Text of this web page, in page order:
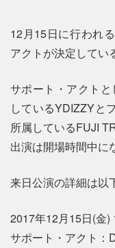
12月15日に行われ
アクトが決定してい
サポート・アクト
しているYDIZZYと
所属しているFUJI
出演は開場時間中に
来日公演の詳細は以
2017年12月15日(金)
サポート・アクト：